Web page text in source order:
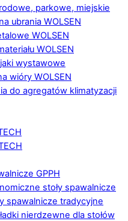
parkowe, miejskie
ubrania WOLSEN
WOLSEN
WOLSEN
wystawowe
wióry WOLSEN
do agregatów klimatyzacji
GPPH
stoły spawalnicze
spawalnicze tradycyjne
nierdzewne dla stołów